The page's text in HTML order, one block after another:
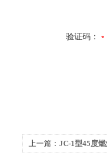
验证码：
上一篇： JC-1型45度